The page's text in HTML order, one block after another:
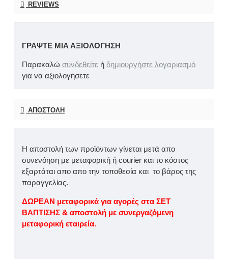
REVIEWS
ΓΡΆΨΤΕ ΜΙΑ ΑΞΙΟΛΌΓΗΣΗ
Παρακαλώ συνδεθείτε ή δημιουργήστε λογαριασμό
για να αξιολογήσετε
ΑΠΟΣΤΟΛΉ
Η αποστολή των προϊόντων γίνεται μετά απο
συνενόηση με μεταφορική ή courier και το κόστος
εξαρτάται απο απο την τοποθεσία και το βάρος της
παραγγελίας.
ΔΩΡΕΑΝ μεταφορικά για αγορές στα ΣΕΤ
ΒΑΠΤΙΣΗΣ & αποστολή με συνεργαζόμενη
μεταφορική εταιρεία.